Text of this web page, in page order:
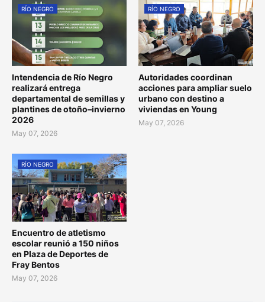
RÍO NEGRO
Intendencia de Río Negro
realizará entrega
departamental de semillas y
plantines de otoño–invierno
2026
May 07, 2026
RÍO NEGRO
Autoridades coordinan
acciones para ampliar suelo
urbano con destino a
viviendas en Young
May 07, 2026
RÍO NEGRO
Encuentro de atletismo
escolar reunió a 150 niños
en Plaza de Deportes de
Fray Bentos
May 07, 2026